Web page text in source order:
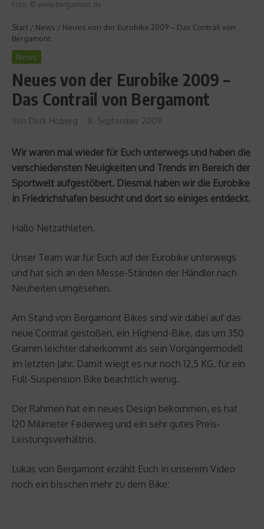
Foto: © www.bergamont.de
Start / News / Neues von der Eurobike 2009 – Das Contrail von
Bergamont
News
Neues von der Eurobike 2009 –
Das Contrail von Bergamont
Von Derk Hoberg 8. September 2009
Wir waren mal wieder für Euch unterwegs und haben die
verschiedensten Neuigkeiten und Trends im Bereich der
Sportwelt aufgestöbert. Diesmal haben wir die Eurobike
in Friedrichshafen besucht und dort so einiges entdeckt.
Hallo Netzathleten,
Unser Team war für Euch auf der Eurobike unterwegs
und hat sich an den Messe-Ständen der Händler nach
Neuheiten umgesehen.
Am Stand von Bergamont Bikes sind wir dabei auf das
neue Contrail gestoßen, ein Highend-Bike, das um 350
Gramm leichter daherkommt als sein Vorgängermodell
im letzten Jahr. Damit wiegt es nur noch 12,5 KG, für ein
Full-Suspension Bike beachtlich wenig.
Der Rahmen hat ein neues Design bekommen, es hat
120 Milimeter Federweg und ein sehr gutes Preis-
Leistungsverhältnis.
Lukas von Bergamont erzählt Euch in unserem Video
noch ein bisschen mehr zu dem Bike: